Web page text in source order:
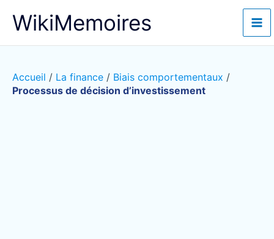
WikiMemoires
Accueil / La finance / Biais comportementaux /
Processus de décision d’investissement